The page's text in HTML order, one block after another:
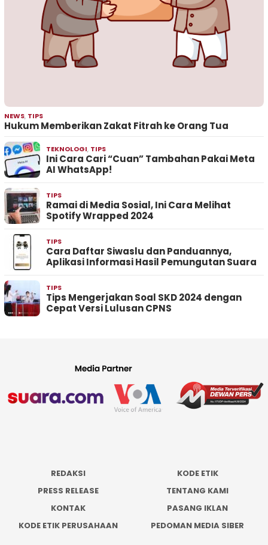
NEWS, TIPS
Hukum Memberikan Zakat Fitrah ke Orang Tua
TEKNOLOGI, TIPS
Ini Cara Cari “Cuan” Tambahan Pakai Meta
AI WhatsApp!
TIPS
Ramai di Media Sosial, Ini Cara Melihat
Spotify Wrapped 2024
TIPS
Cara Daftar Siwaslu dan Panduannya,
Aplikasi Informasi Hasil Pemungutan Suara
TIPS
Tips Mengerjakan Soal SKD 2024 dengan
Cepat Versi Lulusan CPNS
REDAKSI
KODE ETIK
PRESS RELEASE
TENTANG KAMI
KONTAK
PASANG IKLAN
KODE ETIK PERUSAHAAN
PEDOMAN MEDIA SIBER